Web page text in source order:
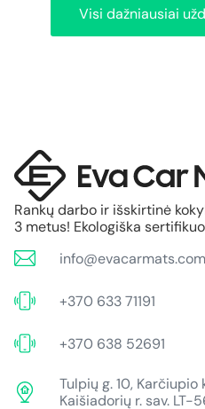
Visi dažniausiai
Rankų darbo ir išskirtinė
3 metus! Ekologiška
info@evacarmats.com
+370 633 71191
+370 638 52691
Tulpių g. 10, Karčiupio
Kaišiadorių r. sav. LT-